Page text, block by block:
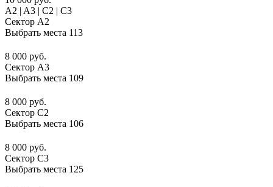
A2 | A3 | C2 | C3
Сектор A2
Выбрать места 113
8 000 руб.
Сектор A3
Выбрать места 109
8 000 руб.
Сектор C2
Выбрать места 106
8 000 руб.
Сектор C3
Выбрать места 125